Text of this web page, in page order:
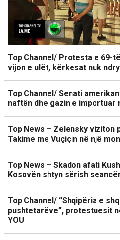
Top Channel/ Protesta e 69-
vijon e ulët, kërkesat nuk
Top Channel/ Senati
naftën dhe gazin e importuar
Top News – Zelensky viziton
Takime me Vuçiçin në një
Top News – Skadon afati
Kosovën shtyn sërish
Top Channel/ “Shqipëria e
pushtetarëve”, protestuesit
YOU